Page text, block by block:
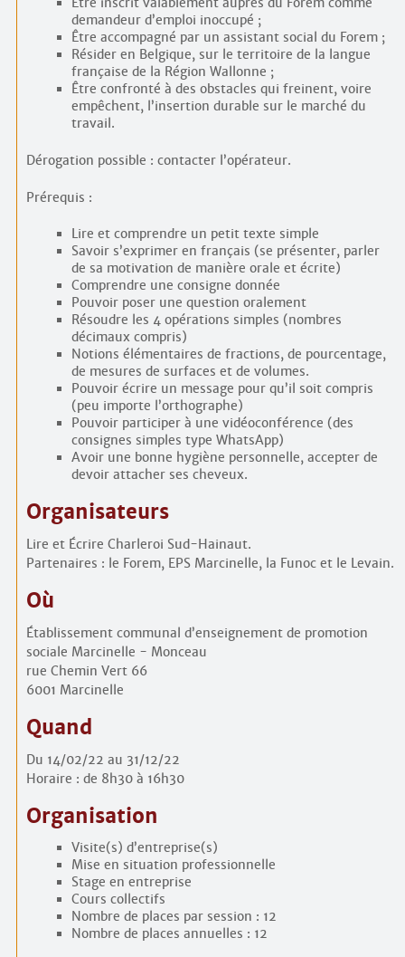
demandeur d’emploi inoccupé ;
Être accompagné par un assistant social du Forem ;
Résider en Belgique, sur le territoire de la langue
française de la Région Wallonne ;
Être confronté à des obstacles qui freinent, voire
empêchent, l’insertion durable sur le marché du
travail.
Dérogation possible : contacter l’opérateur.
Prérequis :
Lire et comprendre un petit texte simple
Savoir s’exprimer en français (se présenter, parler
de sa motivation de manière orale et écrite)
Comprendre une consigne donnée
Pouvoir poser une question oralement
Résoudre les 4 opérations simples (nombres
décimaux compris)
Notions élémentaires de fractions, de pourcentage,
de mesures de surfaces et de volumes.
Pouvoir écrire un message pour qu’il soit compris
(peu importe l’orthographe)
Pouvoir participer à une vidéoconférence (des
consignes simples type WhatsApp)
Avoir une bonne hygiène personnelle, accepter de
devoir attacher ses cheveux.
Organisateurs
Lire et Écrire Charleroi Sud-Hainaut.
Partenaires : le Forem, EPS Marcinelle, la Funoc et le Levain.
Où
Établissement communal d’enseignement de promotion
sociale Marcinelle - Monceau
rue Chemin Vert 66
6001 Marcinelle
Quand
Du 14/02/22 au 31/12/22
Horaire : de 8h30 à 16h30
Organisation
Visite(s) d’entreprise(s)
Mise en situation professionnelle
Stage en entreprise
Cours collectifs
Nombre de places par session : 12
Nombre de places annuelles : 12